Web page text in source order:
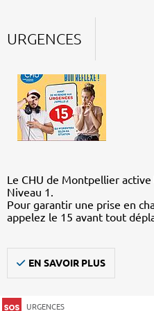
URGENCES
Le CHU de Montpellier
Niveau 1.
Pour garantir une prise en
appelez le 15 avant tout
EN SAVOIR PLUS
URGENCES